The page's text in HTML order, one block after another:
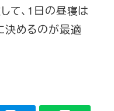
て、1日の昼寝は
決めるのが最適